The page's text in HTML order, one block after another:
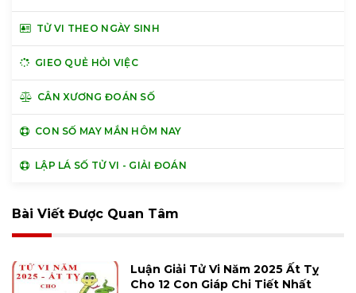
TỬ VI THEO NGÀY SINH
GIEO QUẺ HỎI VIỆC
CÂN XƯƠNG ĐOÁN SỐ
CON SỐ MAY MẮN HÔM NAY
LẬP LÁ SỐ TỬ VI - GIẢI ĐOÁN
Bài Viết Được Quan Tâm
Luận Giải Tử Vi Năm 2025 Ất Tỵ
Cho 12 Con Giáp Chi Tiết Nhất